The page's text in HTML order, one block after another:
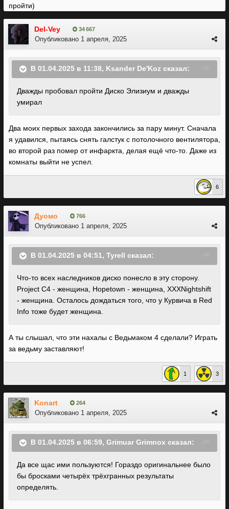
пройти)
Del-Vey 34 667
Опубликовано 1 апреля, 2025
В 01.04.2025 в 11:38, Ksander De'Koz сказал:
Дважды пробовал пройти Диско Элизиум и дважды
умирал
Два моих первых захода закончились за пару минут. Сначала
я удавился, пытаясь снять галстук c потолочного вентилятора,
во второй раз помер от инфаркта, делая ещё что-то. Даже из
комнаты выйти не успел.
6
Дуомо 766
Опубликовано 1 апреля, 2025
В 01.04.2025 в 04:51, Tyrell сказал:
Что-то всех наследников диско понесло в эту сторону.
Project C4 - женщина, Hopetown - женщина, XXXNightshift
- женщина. Осталось дождаться того, что у Курвича в Red
Info тоже будет женщина.
А ты слышал, что эти нахалы с Ведьмаком 4 сделали? Играть
за ведьму заставляют!
1 3
Konart 264
Опубликовано 1 апреля, 2025
В 01.04.2025 в 06:59, Grimuar Grimnox сказал:
Да все щас ими пользуются! Гораздо оригинальнее было
бы бросками четырёх трёхгранных результаты
определять